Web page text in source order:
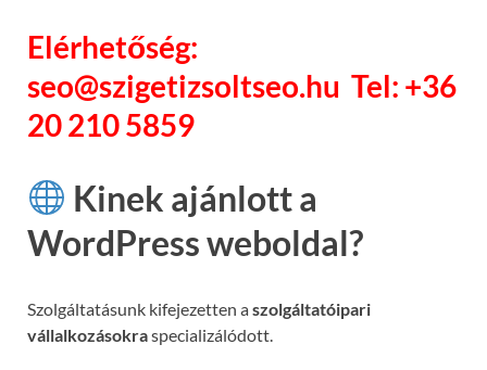
Elérhetőség:
seo@szigetizsoltseo.hu Tel: +36
20 210 5859
Kinek ajánlott a
WordPress weboldal?
Szolgáltatásunk kifejezetten aszolgáltatóipari
vállalkozásokraspecializálódott.